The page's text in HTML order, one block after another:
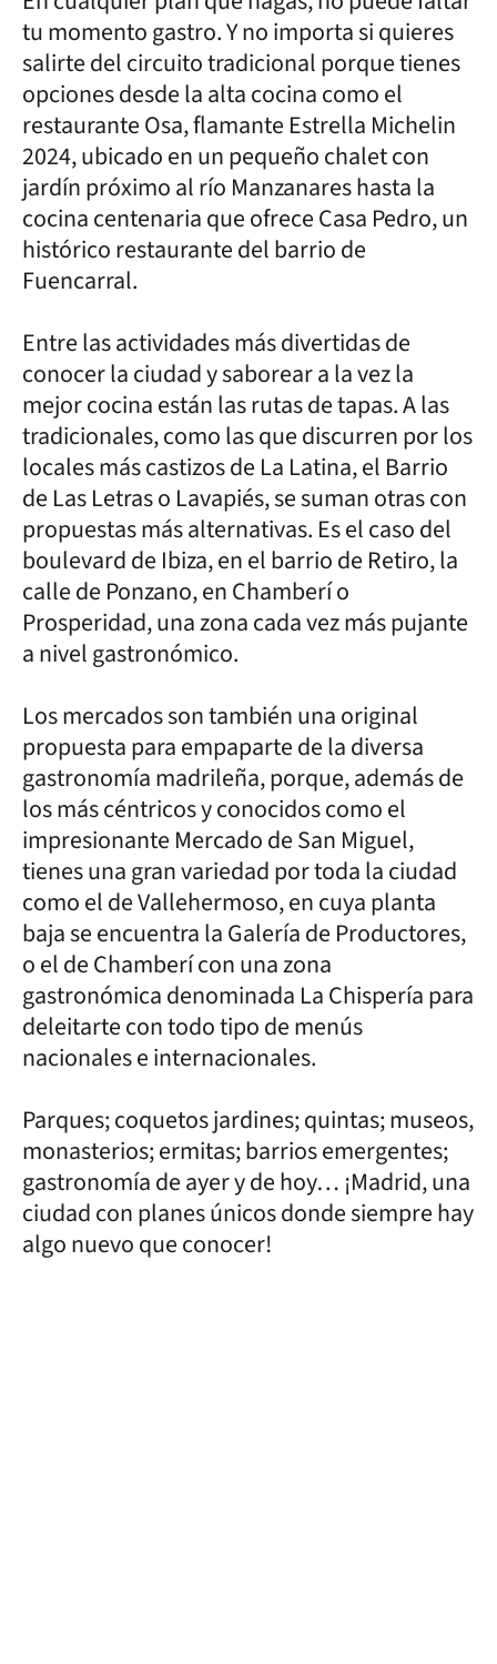
tu momento gastro. Y no importa si quieres
salirte del circuito tradicional porque tienes
opciones desde la alta cocina como el
restaurante Osa, flamante Estrella Michelin
2024, ubicado en un pequeño chalet con
jardín próximo al río Manzanares hasta la
cocina centenaria que ofrece Casa Pedro, un
histórico restaurante del barrio de
Fuencarral.
Entre las actividades más divertidas de
conocer la ciudad y saborear a la vez la
mejor cocina están las rutas de tapas. A las
tradicionales, como las que discurren por los
locales más castizos de La Latina, el Barrio
de Las Letras o Lavapiés, se suman otras con
propuestas más alternativas. Es el caso del
boulevard de Ibiza, en el barrio de Retiro, la
calle de Ponzano, en Chamberí o
Prosperidad, una zona cada vez más pujante
a nivel gastronómico.
Los mercados son también una original
propuesta para empaparte de la diversa
gastronomía madrileña, porque, además de
los más céntricos y conocidos como el
impresionante Mercado de San Miguel,
tienes una gran variedad por toda la ciudad
como el de Vallehermoso, en cuya planta
baja se encuentra la Galería de Productores,
o el de Chamberí con una zona
gastronómica denominada La Chispería para
deleitarte con todo tipo de menús
nacionales e internacionales.
Parques; coquetos jardines; quintas; museos,
monasterios; ermitas; barrios emergentes;
gastronomía de ayer y de hoy… ¡Madrid, una
ciudad con planes únicos donde siempre hay
algo nuevo que conocer!